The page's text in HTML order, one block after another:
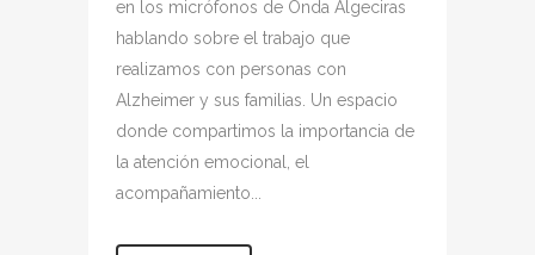
en los micrófonos de Onda Algeciras
hablando sobre el trabajo que
realizamos con personas con
Alzheimer y sus familias. Un espacio
donde compartimos la importancia de
la atención emocional, el
acompañamiento...